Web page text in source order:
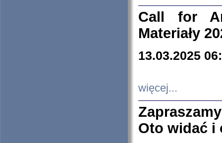
Call for
Materiały
13.03.2025
więcej...
Oto widać i